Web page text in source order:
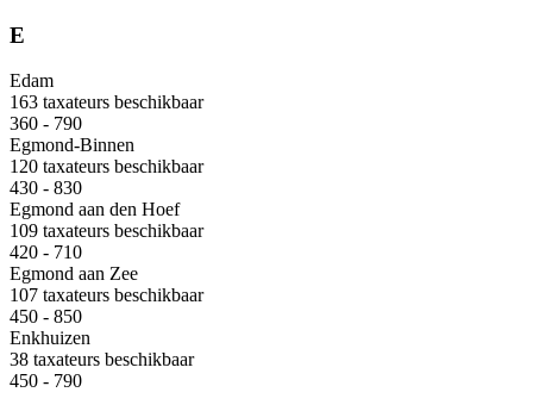
E
Edam
163 taxateurs beschikbaar
360 - 790
Egmond-Binnen
120 taxateurs beschikbaar
430 - 830
Egmond aan den Hoef
109 taxateurs beschikbaar
420 - 710
Egmond aan Zee
107 taxateurs beschikbaar
450 - 850
Enkhuizen
38 taxateurs beschikbaar
450 - 790